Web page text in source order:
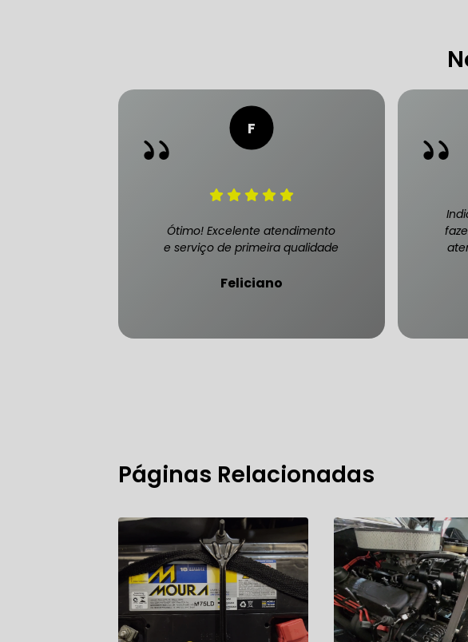
FREIO ABS MANUTENÇÃO
MECÂNICO PARA
MECÂNICO PARA CARROS
MECÂNICO PARA
OFICINA MECÂNICA DE
MECÂNICO PARA REVISÃO
Ótimo! Excelente atendimento
e serviço de primeira qualidade
Feliciano
Páginas Relacionadas